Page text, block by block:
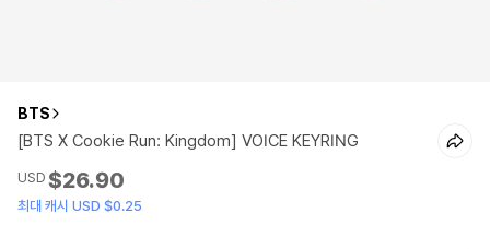
BTS
[BTS X Cookie Run: Kingdom] VOICE KEYRING
USD $26.90
최대 캐시 USD $0.25